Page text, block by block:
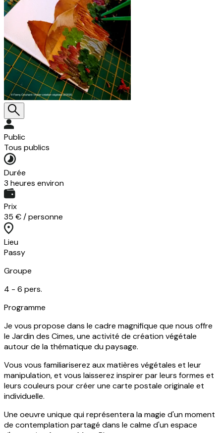
Public
Tous publics
Durée
3 heures environ
Prix
35 € / personne
Lieu
Passy
Groupe
4 - 6 pers.
Programme
Je vous propose dans le cadre magnifique que nous offre
le Jardin des Cimes, une activité de création végétale
autour de la thématique du paysage.
Vous vous familiariserez aux matières végétales et leur
manipulation, et vous laisserez inspirer par leurs formes et
leurs couleurs pour créer une carte postale originale et
individuelle.
Une oeuvre unique qui représentera la magie d'un moment
de contemplation partagé dans le calme d'un espace